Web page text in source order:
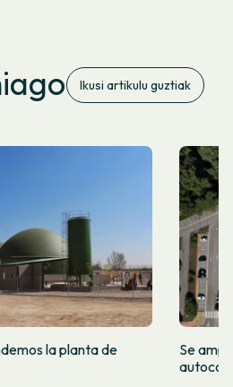
Ikusi artikulu guztiak
la planta de
Se